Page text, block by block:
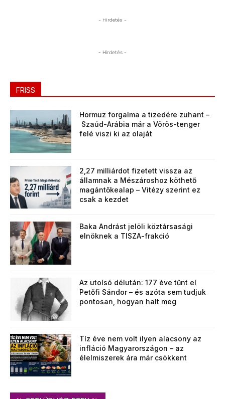
- Hirdetés -
- Hirdetés -
FRISS
Hormuz forgalma a tizedére zuhant –
Szaúd-Arábia már a Vörös-tenger
felé viszi ki az olaját
2,27 milliárdot fizetett vissza az
államnak a Mészároshoz köthető
magántőkealap – Vitézy szerint ez
csak a kezdet
Baka Andrást jelöli köztársasági
elnöknek a TISZA-frakció
Az utolsó délután: 177 éve tűnt el
Petőfi Sándor – és azóta sem tudjuk
pontosan, hogyan halt meg
Tíz éve nem volt ilyen alacsony az
infláció Magyarországon – az
élelmiszerek ára már csökkent